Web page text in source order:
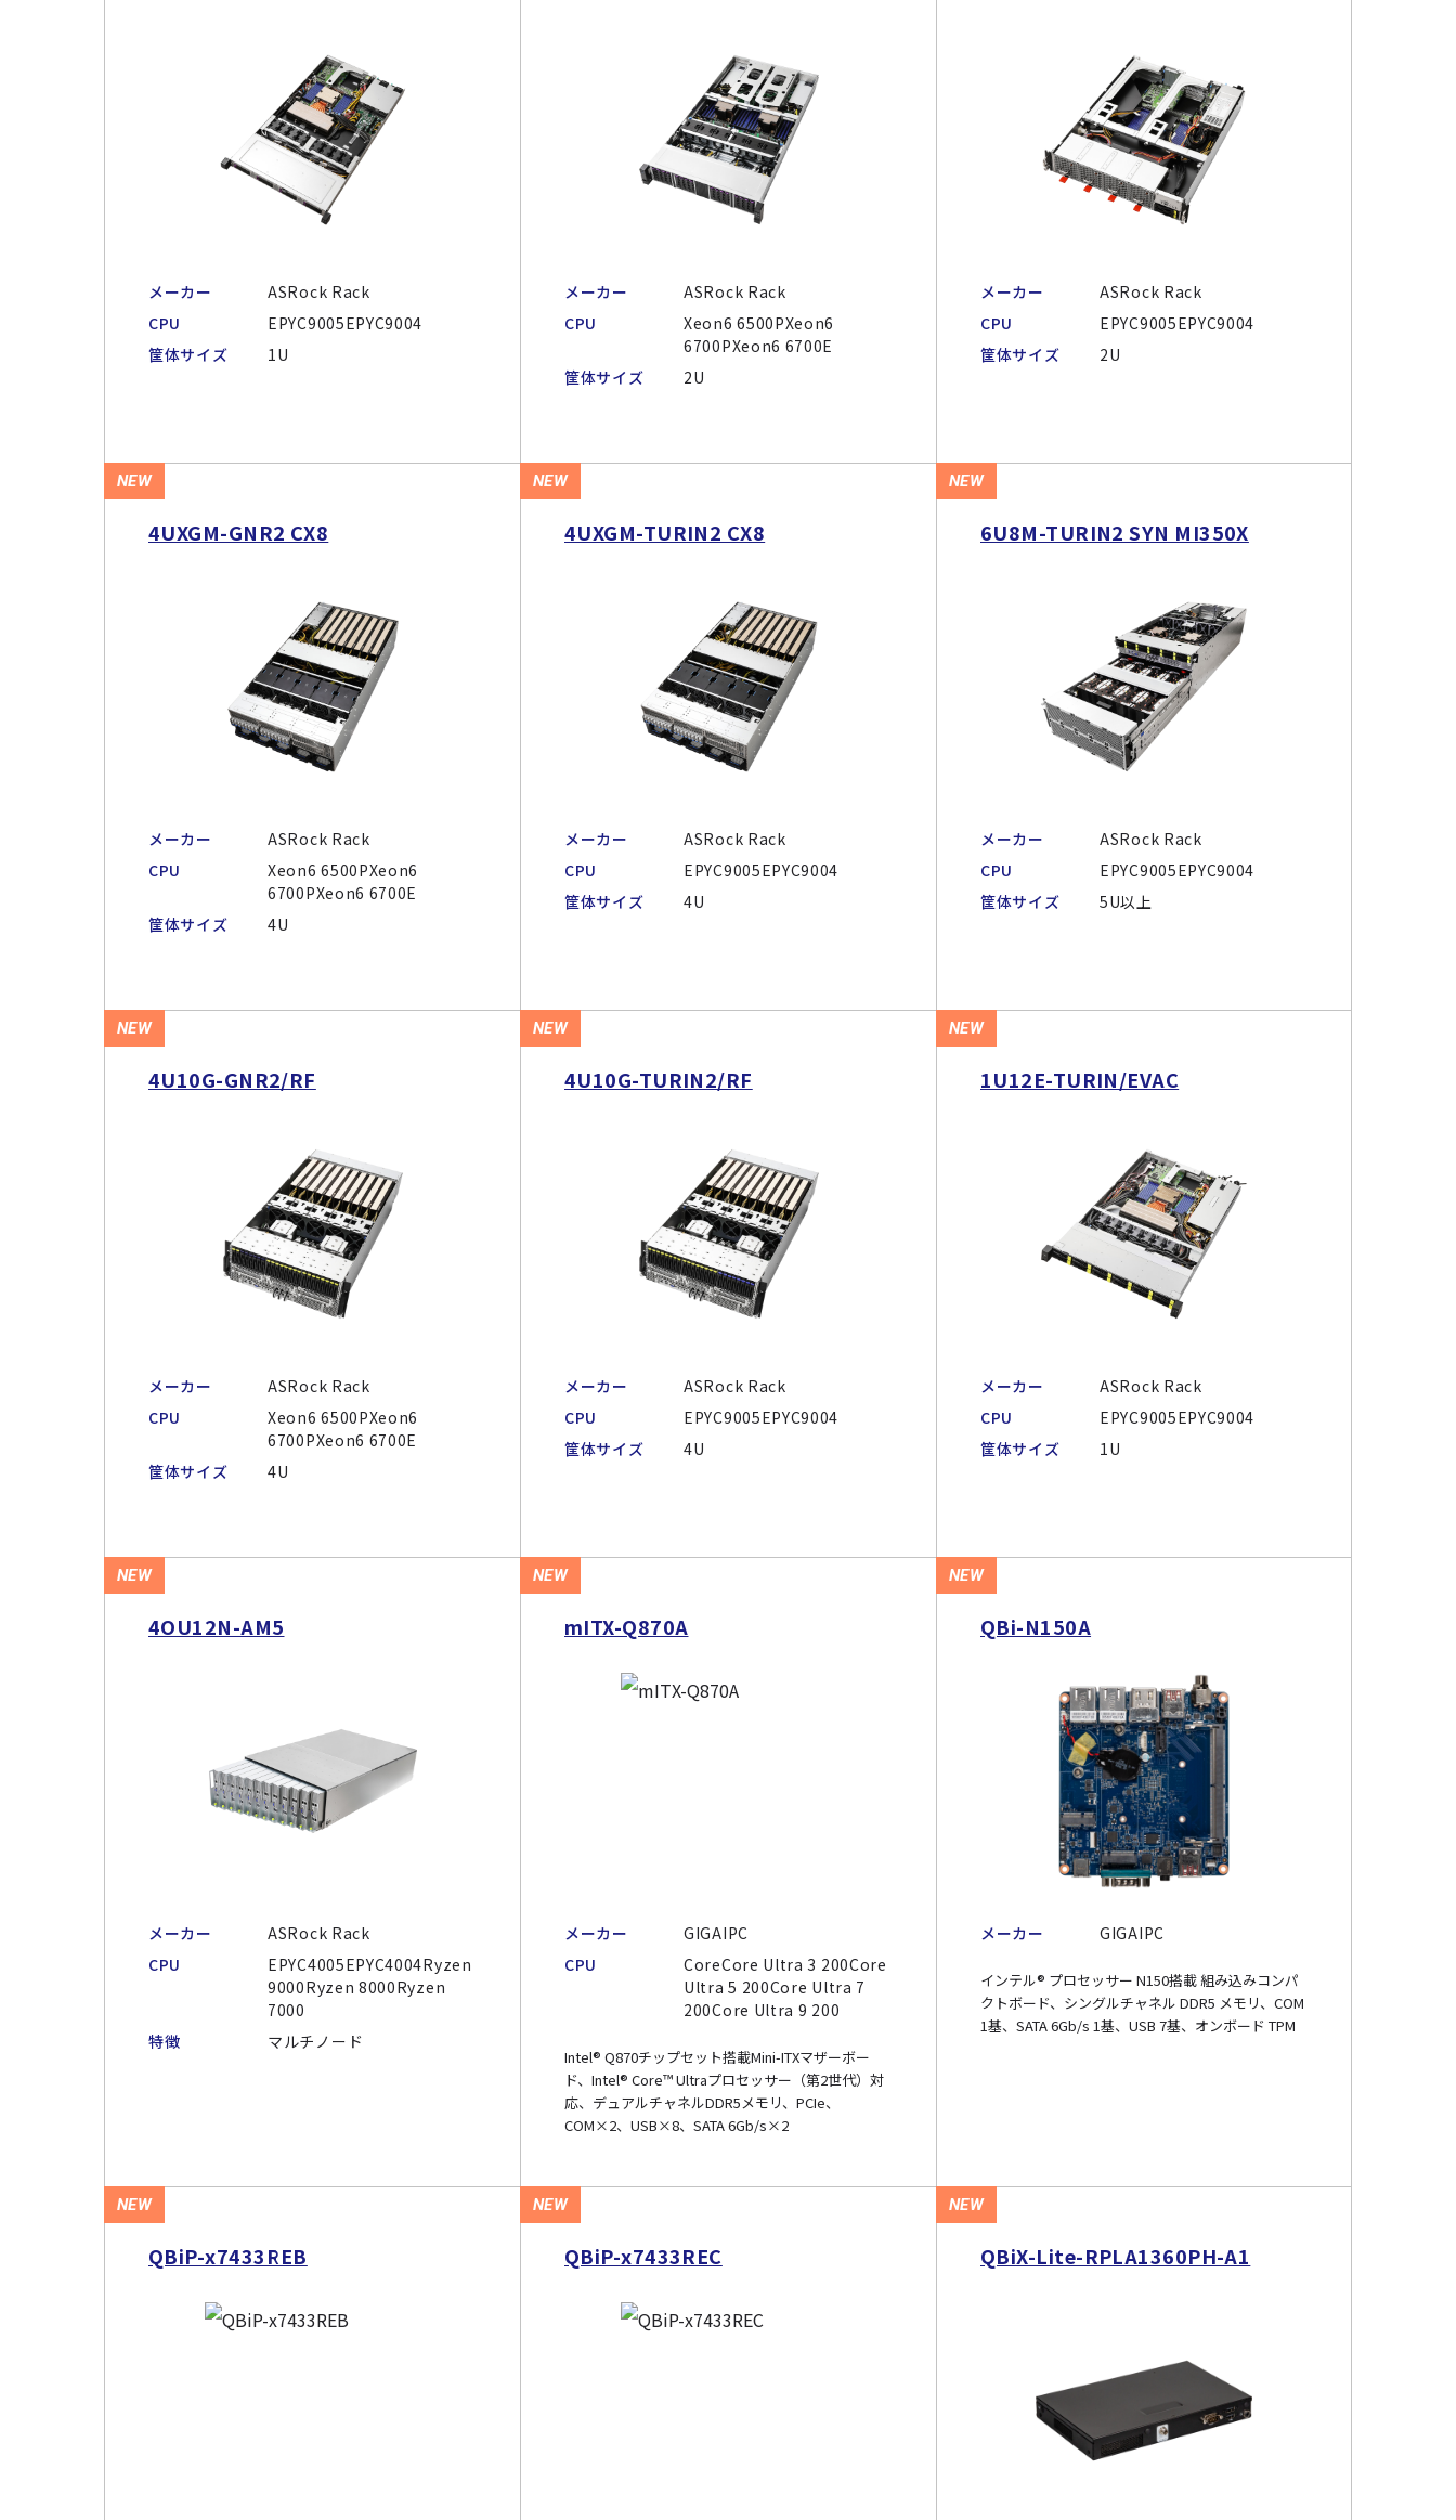
メーカー
ASRock Rack
CPU
EPYC9005EPYC9004
筐体サイズ
1U
メーカー
ASRock Rack
CPU
Xeon6 6500PXeon6
6700PXeon6 6700E
筐体サイズ
2U
メーカー
ASRock Rack
CPU
EPYC9005EPYC9004
筐体サイズ
2U
NEW
4UXGM-GNR2 CX8
メーカー
ASRock Rack
CPU
Xeon6 6500PXeon6
6700PXeon6 6700E
筐体サイズ
4U
NEW
4UXGM-TURIN2 CX8
メーカー
ASRock Rack
CPU
EPYC9005EPYC9004
筐体サイズ
4U
NEW
6U8M-TURIN2 SYN MI350X
メーカー
ASRock Rack
CPU
EPYC9005EPYC9004
筐体サイズ
5U以上
NEW
4U10G-GNR2/RF
メーカー
ASRock Rack
CPU
Xeon6 6500PXeon6
6700PXeon6 6700E
筐体サイズ
4U
NEW
4U10G-TURIN2/RF
メーカー
ASRock Rack
CPU
EPYC9005EPYC9004
筐体サイズ
4U
NEW
1U12E-TURIN/EVAC
メーカー
ASRock Rack
CPU
EPYC9005EPYC9004
筐体サイズ
1U
NEW
4OU12N-AM5
メーカー
ASRock Rack
CPU
EPYC4005EPYC4004Ryzen
9000Ryzen 8000Ryzen
7000
特徴
マルチノード
NEW
mITX-Q870A
メーカー
GIGAIPC
CPU
CoreCore Ultra 3 200Core
Ultra 5 200Core Ultra 7
200Core Ultra 9 200
Intel® Q870チップセット搭載Mini-ITXマザーボー
ド、Intel® Core™ Ultraプロセッサー（第2世代）対
応、デュアルチャネルDDR5メモリ、PCIe、
COM×2、USB×8、SATA 6Gb/s×2
NEW
QBi-N150A
メーカー GIGAIPC
インテル® プロセッサー N150搭載 組み込みコンパ
クトボード、シングルチャネル DDR5 メモリ、COM
1基、SATA 6Gb/s 1基、USB 7基、オンボード TPM
NEW
QBiP-x7433REB
NEW
QBiP-x7433REC
NEW
QBiX-Lite-RPLA1360PH-A1